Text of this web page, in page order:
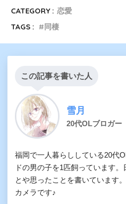
CATEGORY : 恋愛
TAGS :
同棲
この記事を書いた人
雪月
20代OLブロガー
福岡で一人暮らししている20代
ドの男の子を1匹飼っています
とや思ったことを書いています
カメラです♪